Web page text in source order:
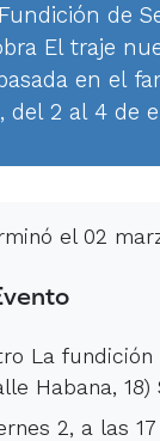
de
El traje
en el
del 2 al 4 de
el 02
La fundición
Habana, 18)
2, a las